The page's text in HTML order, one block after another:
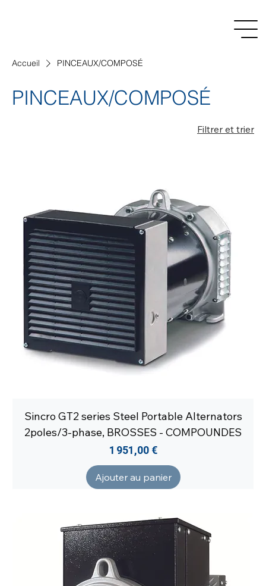
Accueil PINCEAUX/COMPOSÉ
PINCEAUX/COMPOSÉ
Filtrer et trier
Sincro GT2 series Steel Portable Alternators
2poles/3-phase, BROSSES - COMPOUNDES
Prix
1 951,00 €
Ajouter au panier